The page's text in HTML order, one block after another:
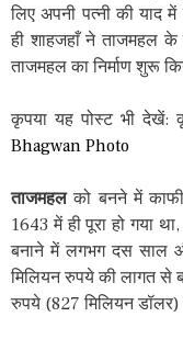
लिए अपनी पत्नी की याद में
ही शाहजहाँ ने ताजमहल के
ताजमहल का निर्माण शुरू
कृपया यह पोस्ट भी देखें:
Bhagwan Photo
ताजमहलको बनने में
1643 में ही पूरा हो गया
बनाने में लगभग दस साल
मिलियन रुपये की लागत से
रुपये (827 मिलियन डॉलर)